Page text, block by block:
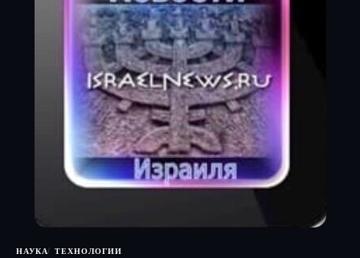
НАУКА ТЕХНОЛОГИИ